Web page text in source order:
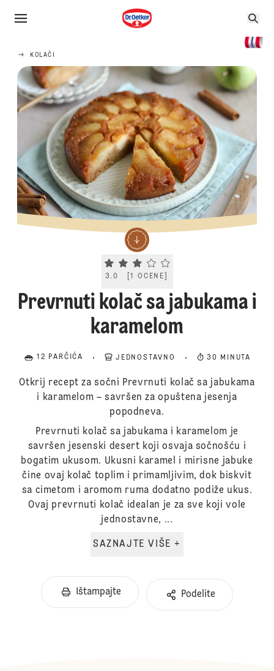
KOLAČI
Current rating 3.0. Click to rate.
3.0 [1 OCENE
Prevrnuti kolač sa jabukama i
karamelom
12 PARČIĆA JEDNOSTAVNO 30 MINUTA
Otkrij recept za sočni Prevrnuti kolač sa jabukama
i karamelom – savršen za opuštena jesenja
popodneva.
Prevrnuti kolač sa jabukama i karamelom je
savršen jesenski desert koji osvaja sočnošću i
bogatim ukusom. Ukusni karamel i mirisne jabuke
čine ovaj kolač toplim i primamljivim, dok biskvit
sa cimetom i aromom ruma dodatno podiže ukus.
Ovaj prevrnuti kolač idealan je za sve koji vole
jednostavne, ...
SAZNAJTE VIŠE +
Ištampajte Podelite